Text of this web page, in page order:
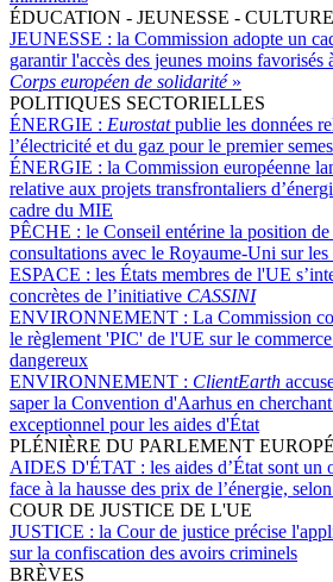
ÉDUCATION - JEUNESSE -
JEUNESSE : la Commission adopte un
garantir l'accès des jeunes moins favorisés
Corps européen de solidarité»
POLITIQUES SECTORIELLES
ÉNERGIE : Eurostatpublie les données
l’électricité et du gaz pour le premier
ÉNERGIE : la Commission européenne
relative aux projets transfrontaliers
cadre du MIE
PÊCHE : le Conseil entérine la position
consultations avec le Royaume-Uni sur les
ESPACE : les États membres de l'UE
concrètes de l’initiative CASSINI
ENVIRONNEMENT : La Commission
le règlement 'PIC' de l'UE sur le
dangereux
ENVIRONNEMENT : ClientEarth
saper la Convention d'Aarhus en
exceptionnel pour les aides d'État
PLÉNIÈRE DU PARLEMENT
AIDES D'ÉTAT : les aides d’État sont
face à la hausse des prix de l’énergie,
COUR DE JUSTICE DE L'UE
JUSTICE : la Cour de justice précise
sur la confiscation des avoirs criminels
BRÈVES